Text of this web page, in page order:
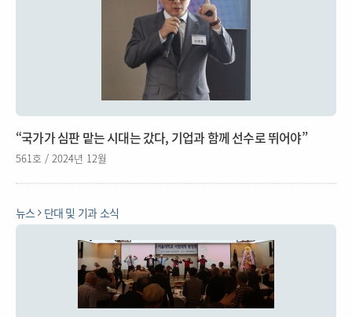
“국가가 심판 맡는 시대는 갔다, 기업과 함께 선수로 뛰어야”
561호 / 2024년 12월
뉴스 단대 및 기과 소식